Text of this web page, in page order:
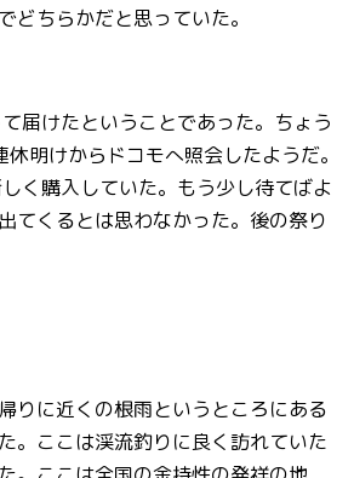
どちらかだと思っていた。
届けたということであった。ちょう
明けからドコモへ照会したようだ。
く購入していた。もう少し待てばよ
てくるとは思わなかった。後の祭り
りに近くの根雨というところにある
。ここは渓流釣りに良く訪れていた